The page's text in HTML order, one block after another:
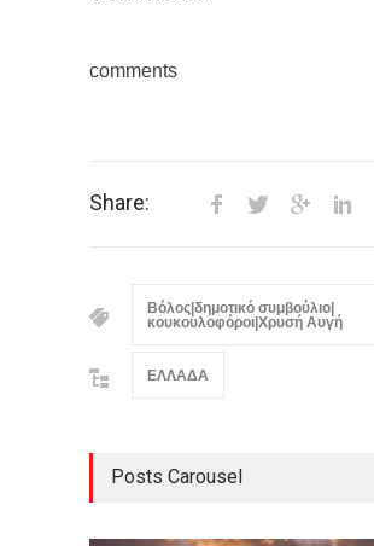
comments
Share:
Βόλος|δημοτικό συμβούλιο|
κουκουλοφόροι|Χρυσή Αυγή
ΕΛΛΑΔΑ
Posts Carousel